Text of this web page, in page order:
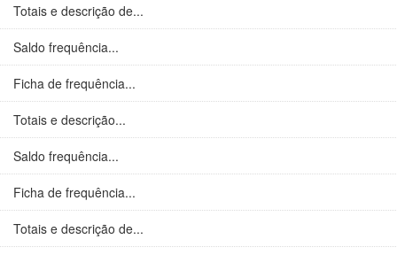
Totais e descrição de...
Saldo frequência...
Ficha de frequência...
Totais e descrição...
Saldo frequência...
Ficha de frequência...
Totais e descrição de...